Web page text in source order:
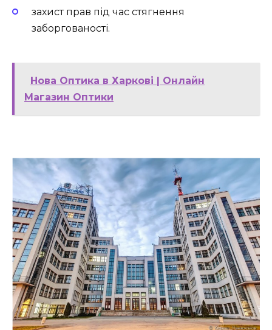
захист прав під час стягнення
заборгованості.
Нова Оптика в Харкові | Онлайн
Магазин Оптики